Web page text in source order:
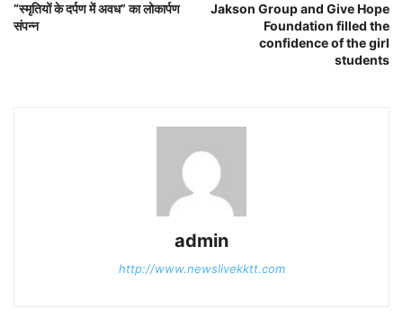
“स्मृतियों के दर्पण में अवध” का लोकार्पण
संपन्न
Jakson Group and Give Hope
Foundation filled the
confidence of the girl
students
admin
http://www.newslivekktt.com